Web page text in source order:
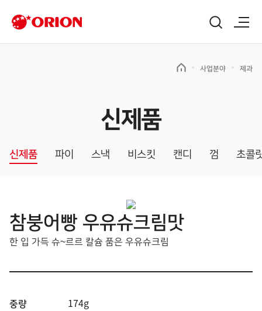
사업분야 제과
신제품
신제품 파이 스낵 비스킷 캔디 껌 초콜
참붕어빵 우유슈크림맛
한 입 가득 슈~르르 칼슘 품은 우유슈크림
중량
174g